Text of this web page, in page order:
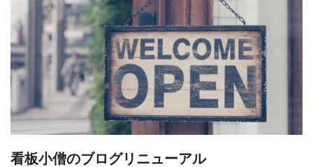
看板小僧のブログリニューアル